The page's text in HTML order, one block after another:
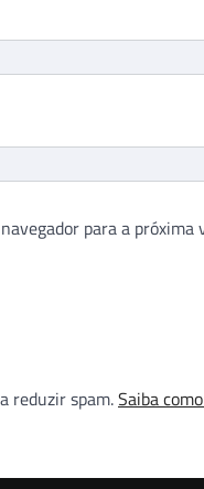
para a próxima
reduzir spam.Saiba